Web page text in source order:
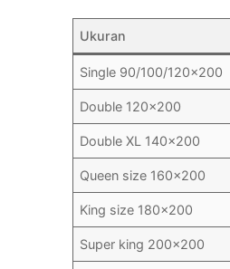
Ukuran
Single 90/100/120×200
Double 120×200
Double XL 140×200
Queen size 160×200
King size 180×200
Super king 200×200